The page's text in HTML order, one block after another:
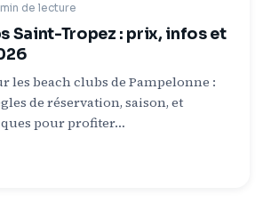
de lecture
Saint-Tropez : prix, infos et
les beach clubs de Pampelonne :
de réservation, saison, et
pour profiter…